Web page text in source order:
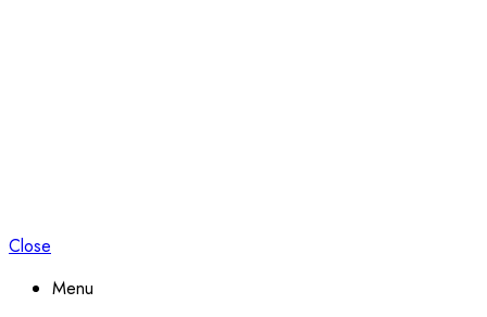
Close
Menu